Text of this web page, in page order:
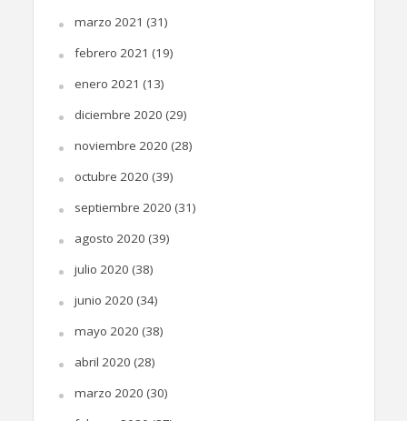
marzo 2021 (31)
febrero 2021 (19)
enero 2021 (13)
diciembre 2020 (29)
noviembre 2020 (28)
octubre 2020 (39)
septiembre 2020 (31)
agosto 2020 (39)
julio 2020 (38)
junio 2020 (34)
mayo 2020 (38)
abril 2020 (28)
marzo 2020 (30)